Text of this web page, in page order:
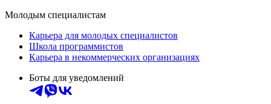
Молодым специалистам
Карьера для молодых специалистов
Школа программистов
Карьера в некоммерческих организациях
Боты для уведомлений